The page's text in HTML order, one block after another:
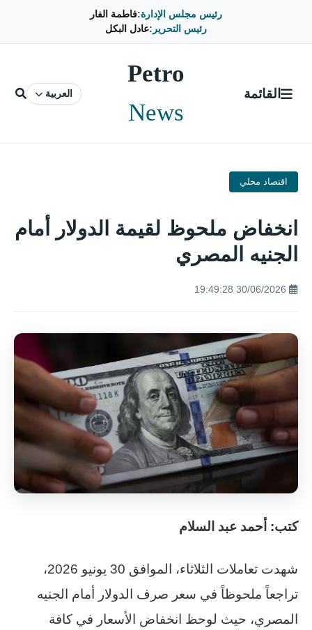
رئيس مجلس الإدارة:فاطمة الفار
رئيس التحرير:عادل البكل
القائمة
Petro
News
العربية
اقتصاد محلي
انخفاض ملحوظ لقيمة الدولار أمام
الجنيه المصري
كتب: أحمد عبد السلام
شهدت تعاملات الثلاثاء، الموافق 30 يونيو 2026،
تراجعاً ملحوظاً في سعر صرف الدولار أمام الجنيه
المصري، حيث لوحظ انخفاض الأسعار في كافة